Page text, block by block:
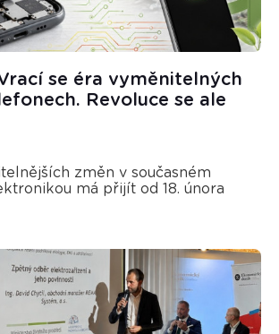
se éra vyměnitelných
Revoluce se ale
změn v současném
má přijít od 18. února